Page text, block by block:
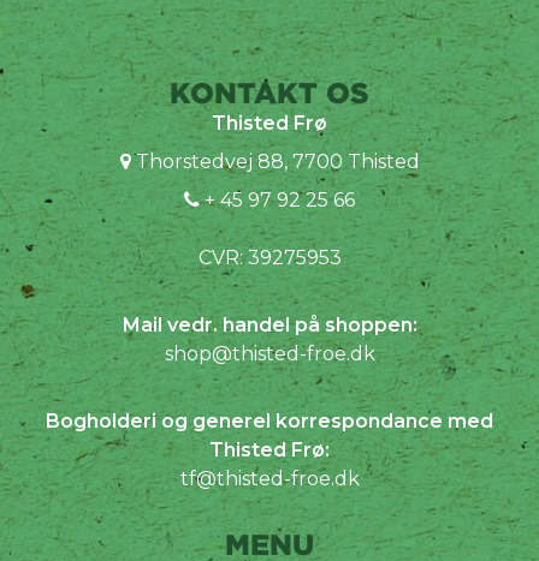
KONTAKT OS
Thisted Frø
Thorstedvej 88, 7700 Thisted
+ 45 97 92 25 66
CVR: 39275953
Mail vedr. handel på shoppen:
shop@thisted-froe.dk
Bogholderi og generel korrespondance med
Thisted Frø:
tf@thisted-froe.dk
MENU